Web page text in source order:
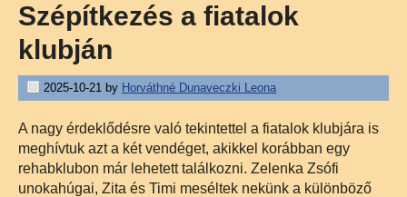
Szépítkezés a fiatalok
klubján
2025-10-21 by Horváthné Dunaveczki Leona
A nagy érdeklődésre való tekintettel a fiatalok klubjára is
meghívtuk azt a két vendéget, akikkel korábban egy
rehabklubon már lehetett találkozni. Zelenka Zsófi
unokahúgai, Zita és Timi meséltek nekünk a különböző